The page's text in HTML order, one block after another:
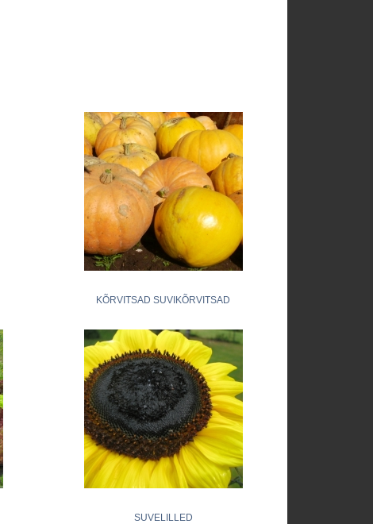
KÕRVITSAD SUVIKÕRVITSAD
SUVELILLED